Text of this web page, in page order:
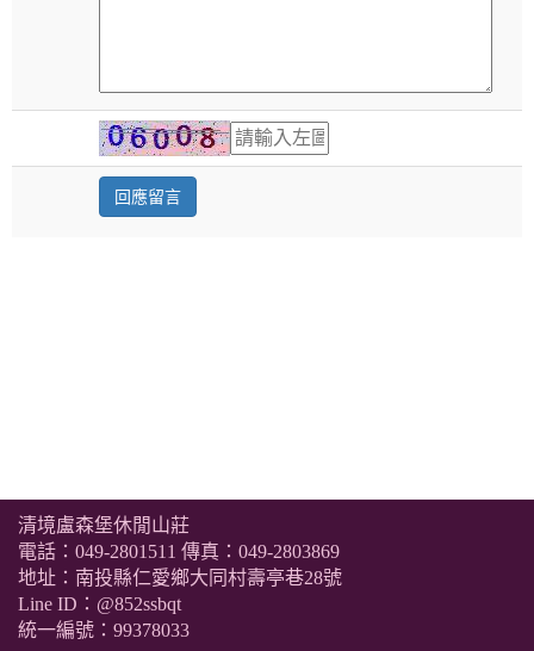
清境盧森堡休閒山莊
電話： 049-2801511 傳真：049-2803869
地址：南投縣仁愛鄉大同村壽亭巷28號
Line ID：@852ssbqt
統一編號：99378033